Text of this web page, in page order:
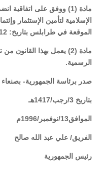
مادة (1) ووفق على اتفاقية
الإسلامية لتأمين الإستثمار
الموقعة في طرابلس بتاريخ: 15/9/1412هـ الموافق: 19/2/1992م.
مادة (2) يعمل بهذا
الرسمية.
صدر برئاسة الجمهورية- بصنعاء
بتاريخ 3/رجب/1417هـ
الموافق13/نوفمبر/1996م
الفريق/ علي عبد الله صالح
رئيس الجمهورية